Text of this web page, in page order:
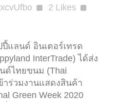
2 Likes
แลนด์ อินเตอร์เทรด
InterTrade) ได้ส่ง
ด์ไทยขนม (Thai
าร่วมงานแสดงสินค้า
Green Week 2020